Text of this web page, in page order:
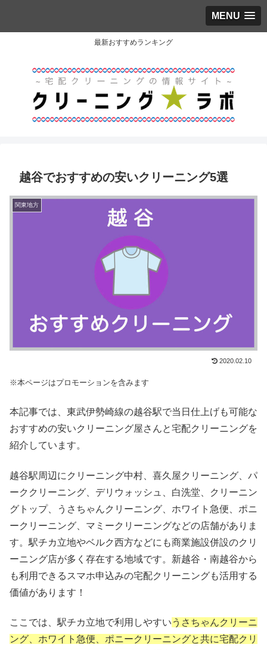
MENU
最新おすすめランキング
越谷でおすすめの安いクリーニング5選
関東地方
2020.02.10
※本ページはプロモーションを含みます
本記事では、東武伊勢崎線の越谷駅で当日仕上げも可能な
おすすめの安いクリーニング屋さんと宅配クリーニングを
紹介しています。
越谷駅周辺にクリーニング中村、喜久屋クリーニング、パ
ーククリーニング、デリウォッシュ、白洗堂、クリーニン
グトップ、うさちゃんクリーニング、ホワイト急便、ポニ
ークリーニング、マミークリーニングなどの店舗がありま
す。駅チカ立地やベルク西方などにも商業施設併設のクリ
ーニング店が多く存在する地域です。新越谷・南越谷から
も利用できるスマホ申込みの宅配クリーニングも活用する
価値があります！
ここでは、駅チカ立地で利用しやすい うさちゃんクリーニ
ング、ホワイト急便、ポニークリーニングと共に宅配クリ